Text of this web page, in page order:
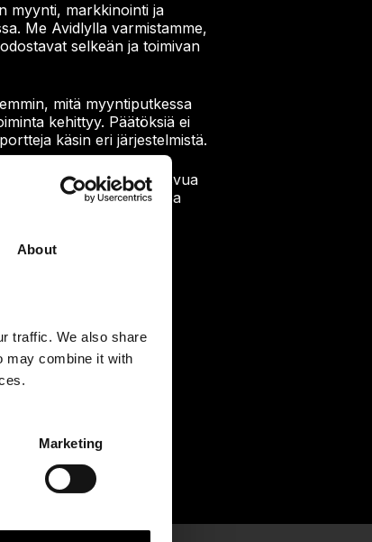
About
traffic. We also share
may combine it with
Marketing
myynti, markkinointi ja
Me Avidlylla varmistamme,
selkeän ja toimivan
mitä myyntiputkessa
kehittyy. Päätöksiä ei
käsin eri järjestelmistä.
arkea tänään ja kasvua
HubSpot tuottaa arvoa